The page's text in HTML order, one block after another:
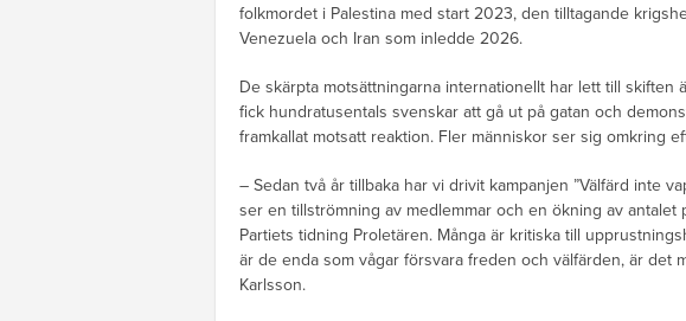
folkmordet i Palestina med start 2023, den tilltagande
Venezuela och Iran som inledde 2026.
De skärpta motsättningarna internationellt har lett till skiften
fick hundratusentals svenskar att gå ut på gatan och
framkallat motsatt reaktion. Fler människor ser sig omkring
– Sedan två år tillbaka har vi drivit kampanjen ”Välfärd inte
ser en tillströmning av medlemmar och en ökning av antalet
Partiets tidning Proletären. Många är kritiska till
är de enda som vågar försvara freden och välfärden, är det
Karlsson.